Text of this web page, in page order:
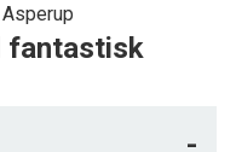
fantastisk
-